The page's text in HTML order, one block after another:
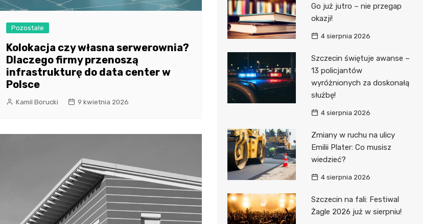
Pozostałe
Kolokacja czy własna serwerownia?
Dlaczego firmy przenoszą
infrastrukturę do data center w
Polsce
Kamil Borucki 9 kwietnia 2026
Go już jutro – nie przegap
okazji!
4 sierpnia 2026
Szczecin świętuje awanse –
13 policjantów
wyróżnionych za doskonałą
służbę!
4 sierpnia 2026
Zmiany w ruchu na ulicy
Emilii Plater: Co musisz
wiedzieć?
4 sierpnia 2026
Szczecin na fali: Festiwal
Żagle 2026 już w sierpniu!